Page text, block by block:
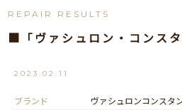
REPAIR RESULTS
■「ヴァシュロン・コンスタ
2023.02.11
ブランド
ヴァシュロンコンスタ